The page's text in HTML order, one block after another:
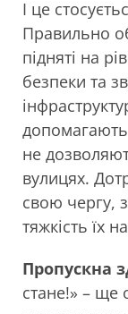
І це
Правильно
підняті на
безпеки та
допомагають
не
вулицях.
свою чергу,
тяжкість їх
Пропускна
стане!» – ще